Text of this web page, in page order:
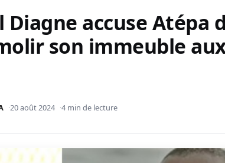
accuse Atépa
son immeuble
20 août 2024 4 min de lecture